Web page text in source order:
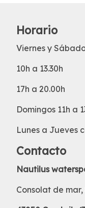
Horario
Viernes y
10h a 13.30h
17h a 20.00h
Domingos 11h a
Lunes a Jueves
Contacto
Nautilus
Consolat de mar,